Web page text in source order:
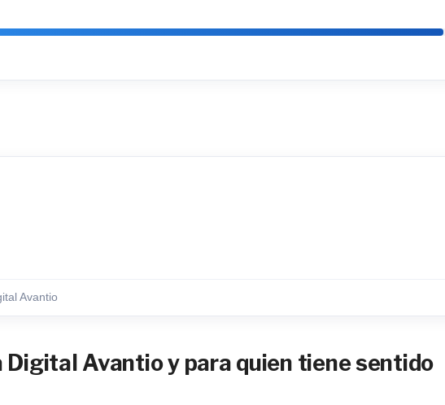
Avantio
Digital Avantio y para quien tiene sentido